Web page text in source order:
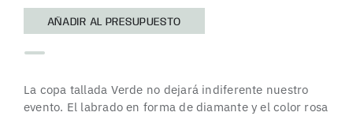
AÑADIR AL PRESUPUESTO
La copa tallada Verde no dejará indiferente nuestro
evento. El labrado en forma de diamante y el color rosa